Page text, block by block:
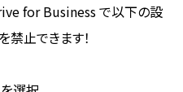
for Business で以下の設
禁止できます！